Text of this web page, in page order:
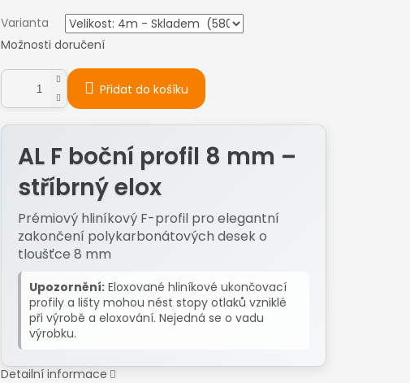
Varianta
Možnosti doručení
Přidat do košíku
AL F boční profil 8 mm –
stříbrný elox
Prémiový hliníkový F-profil pro elegantní
zakončení polykarbonátových desek o
tloušťce 8 mm
Upozornění:Eloxované hliníkové ukončovací
profily a lišty mohou nést stopy otlaků vzniklé
při výrobě a eloxování. Nejedná se o vadu
výrobku.
Detailní informace